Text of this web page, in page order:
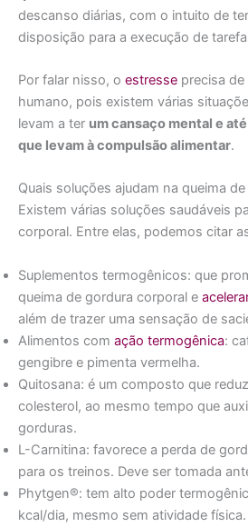
descanso diárias, com o intuito de
disposição para a execução de
Por falar nisso, o estresse precisa
humano, pois existem várias
levam a ter um cansaço mental e
que levam à compulsão alimentar.
Quais soluções ajudam na queima
Existem várias soluções saudáveis
corporal. Entre elas, podemos citar
Suplementos termogênicos: que
queima de gordura corporal e
além de trazer uma sensação de
Alimentos com ação termogênica:
gengibre e pimenta vermelha.
Quitosana: é um composto que
colesterol, ao mesmo tempo que
gorduras.
L-Carnitina: favorece a perda de
para os treinos. Deve ser tomada
Phytgen®: tem alto poder
kcal/dia, mesmo sem atividade física.